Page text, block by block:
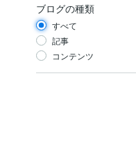
ブログの種類
すべて
記事
コンテンツ